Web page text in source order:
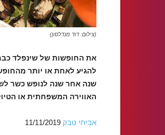
(צילום: דוד מנדלסון)
את החופשות של שינפלד
להגיע לאחת או יותר
שנה אחר שנה לנופש כשר
האווירה המשפחתית או
אביחי טבק